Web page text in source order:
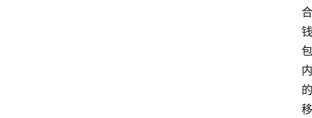
合
钱
包
内
的
移